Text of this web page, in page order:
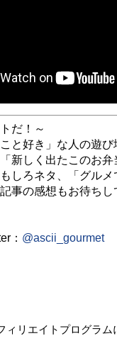
だ！～
と好き」な人の遊
新しく出たこのお
しろネタ、「グル
事の感想もお待ち
： @ascii_gourmet
ィリエイトプログラ